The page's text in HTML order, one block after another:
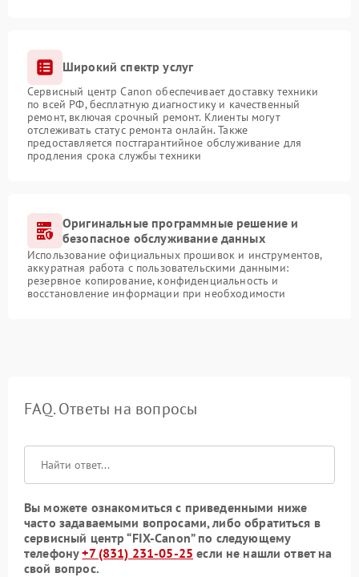
Широкий спектр услуг
Сервисный центр Canon обеспечивает доставку техники
по всей РФ, бесплатную диагностику и качественный
ремонт, включая срочный ремонт. Клиенты могут
отслеживать статус ремонта онлайн. Также
предоставляется постгарантийное обслуживание для
продления срока службы техники
Оригинальные программные решение и
безопасное обслуживание данных
Использование официальных прошивок и инструментов,
аккуратная работа с пользовательскими данными:
резервное копирование, конфиденциальность и
восстановление информации при необходимости
FAQ. Ответы на вопросы
Вы можете ознакомиться с приведенными ниже
часто задаваемыми вопросами, либо обратиться в
сервисный центр “FIX-Canon” по следующему
телефону+7 (831) 231-05-25 если не нашли ответ на
свой вопрос.